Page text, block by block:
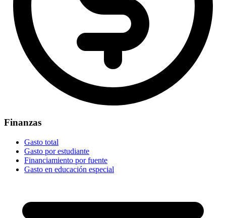
Finanzas
Gasto total
Gasto por estudiante
Financiamiento por fuente
Gasto en educación especial